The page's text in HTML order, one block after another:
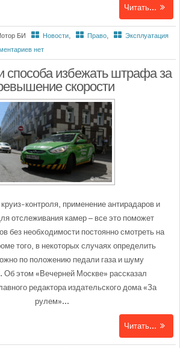
Читать...
БИ Новости, Право,
Эксплуатация
нет
способа избежать штрафа за
скорости
контроля, применение антирадаров и
отслеживания камер — все это поможет
без необходимости постоянно смотреть на
того, в некоторых случаях определить
по положению педали газа и шуму
Об этом «Вечерней Москве» рассказал
редактора издательского дома «За
рулем»...
Читать...